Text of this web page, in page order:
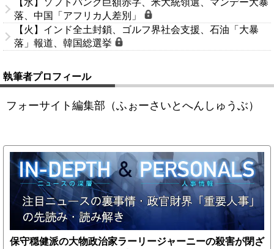
【水】ソフトバンク巨額赤字、米大統領選、マンデー大暴
落、中国「アフリカ人差別」
【火】インド全土封鎖、ゴルフ界社会支援、石油「大暴
落」報道、韓国総選挙
執筆者プロフィール
フォーサイト編集部（ふぉーさいとへんしゅうぶ）
保守穏健派の大物政治家ラーリージャーニーの殺害が閉ざ